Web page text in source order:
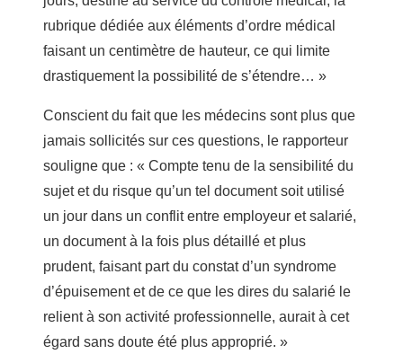
rubrique dédiée aux éléments d’ordre médical
faisant un centimètre de hauteur, ce qui limite
drastiquement la possibilité de s’étendre… »
Conscient du fait que les médecins sont plus que
jamais sollicités sur ces questions, le rapporteur
souligne que : « Compte tenu de la sensibilité du
sujet et du risque qu’un tel document soit utilisé
un jour dans un conflit entre employeur et salarié,
un document à la fois plus détaillé et plus
prudent, faisant part du constat d’un syndrome
d’épuisement et de ce que les dires du salarié le
relient à son activité professionnelle, aurait à cet
égard sans doute été plus approprié. »